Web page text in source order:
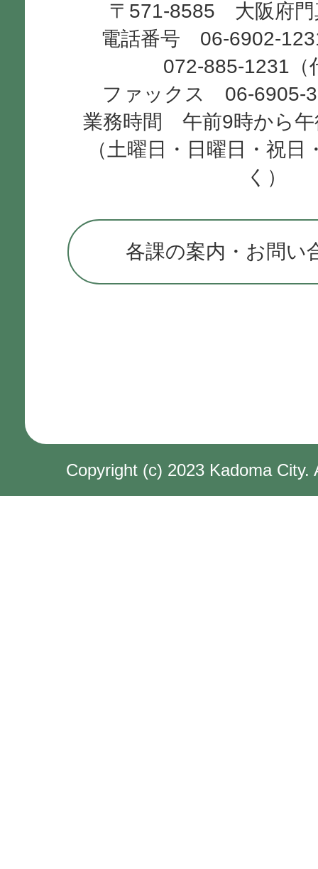
City
〒571-8585 大阪府門
電話番号 06-6902-
072-885-1231（
ファックス 06-6905-
業務時間 午前9時から午
（土曜日・日曜日・祝日
く）
各課の案内・お問い
Copyright (c) 2023 Kadoma City.